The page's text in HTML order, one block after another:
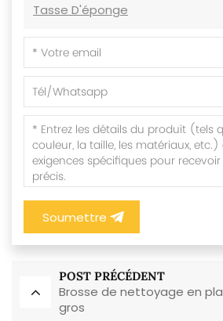
Tasse D'éponge
Soumettre
POST PRÉCÉDENT
Brosse de nettoyage en
gros